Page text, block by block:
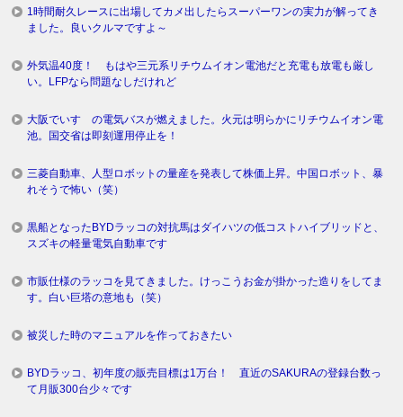
1時間耐久レースに出場してカメ出したらスーパーワンの実力が解ってき
ました。良いクルマですよ～
外気温40度！ もはや三元系リチウムイオン電池だと充電も放電も厳し
い。LFPなら問題なしだけれど
大阪でいすゞの電気バスが燃えました。火元は明らかにリチウムイオン電
池。国交省は即刻運用停止を！
三菱自動車、人型ロボットの量産を発表して株価上昇。中国ロボット、暴
れそうで怖い（笑）
黒船となったBYDラッコの対抗馬はダイハツの低コストハイブリッドと、
スズキの軽量電気自動車です
市販仕様のラッコを見てきました。けっこうお金が掛かった造りをしてま
す。白い巨塔の意地も（笑）
被災した時のマニュアルを作っておきたい
BYDラッコ、初年度の販売目標は1万台！ 直近のSAKURAの登録台数っ
て月販300台少々です